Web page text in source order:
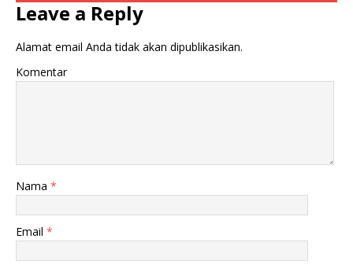
Leave a Reply
Alamat email Anda tidak akan dipublikasikan.
Komentar
Nama *
Email *